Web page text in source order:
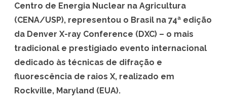
u
t
o
Centro de Energia Nuclear na Agricultura
(CENA/USP), representou o Brasil na 74ª edição
da Denver X-ray Conference (DXC) – o mais
tradicional e prestigiado evento internacional
dedicado às técnicas de difração e
fluorescência de raios X, realizado em
Rockville, Maryland (EUA).